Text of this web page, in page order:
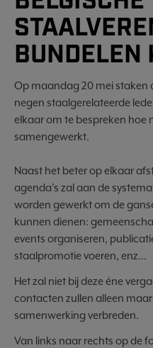
BUNDELEN
Op maandag 20 mei staken
negen staalgerelateerde
elkaar om te bespreken hoe
samengewerkt.
Naast het beter op elkaar
agenda’s zal aan de
worden gewerkt om de
kunnen dienen:
events organiseren,
staalpromotie voeren, enz…
Het zal niet bij deze éne
contacten zullen alleen
samenwerking verbreden.
Van links naar rechts op de